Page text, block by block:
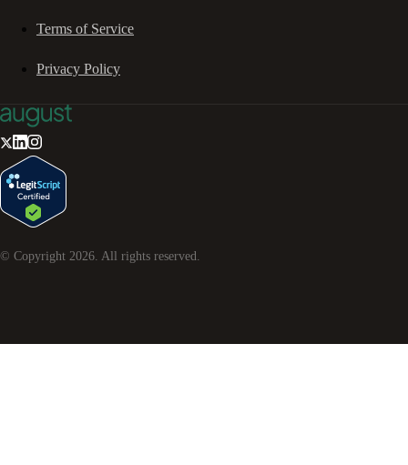
Terms of Service
Privacy Policy
© Copyright 2026 . All rights reserved.